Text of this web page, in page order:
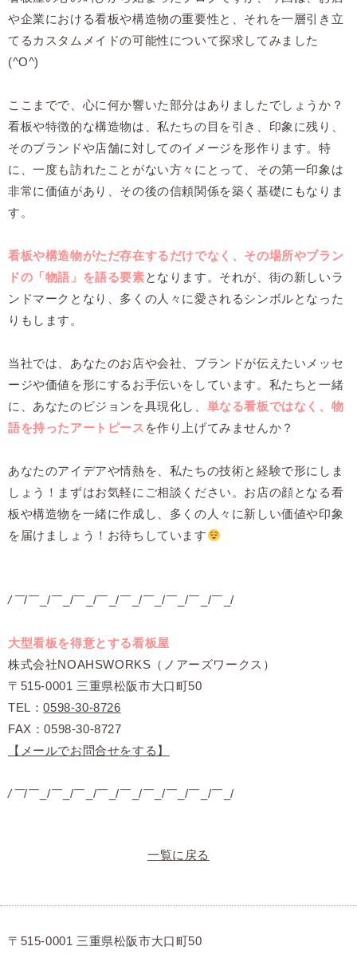
や企業における看板や構造物の重要性と、それを一層引き立
てるカスタムメイドの可能性について探求してみました
(^O^)
ここまでで、心に何か響いた部分はありましたでしょうか？
看板や特徴的な構造物は、私たちの目を引き、印象に残り、
そのブランドや店舗に対してのイメージを形作ります。特
に、一度も訪れたことがない方々にとって、その第一印象は
非常に価値があり、その後の信頼関係を築く基礎にもなりま
す。
看板や構造物がただ存在するだけでなく、その場所やブラン
ドの「物語」を語る要素となります。それが、街の新しいラ
ンドマークとなり、多くの人々に愛されるシンボルとなった
りもします。
当社では、あなたのお店や会社、ブランドが伝えたいメッセ
ージや価値を形にするお手伝いをしています。私たちと一緒
に、あなたのビジョンを具現化し、 単なる看板ではなく、物
語を持ったアートピース を作り上げてみませんか？
あなたのアイデアや情熱を、私たちの技術と経験で形にしま
しょう！まずはお気軽にご相談ください。お店の顔となる看
板や構造物を一緒に作成し、多くの人々に新しい価値や印象
を届けましょう！お待ちしています
/￣/￣_/￣_/￣_/￣_/￣_/￣_/￣_/￣_/￣_/
大型看板を得意とする看板屋
株式会社NOAHSWORKS（ノアーズワークス）
〒515-0001 三重県松阪市大口町50
TEL：0598-30-8726
FAX：0598-30-8727
【メールでお問合せをする】
/￣/￣_/￣_/￣_/￣_/￣_/￣_/￣_/￣_/￣_/
一覧に戻る
〒515-0001 三重県松阪市大口町50